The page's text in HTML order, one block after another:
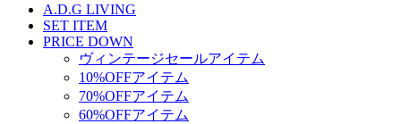
A.D.G LIVING
SET ITEM
PRICE DOWN
ヴィンテージセールアイテム
10%OFFアイテム
70%OFFアイテム
60%OFFアイテム